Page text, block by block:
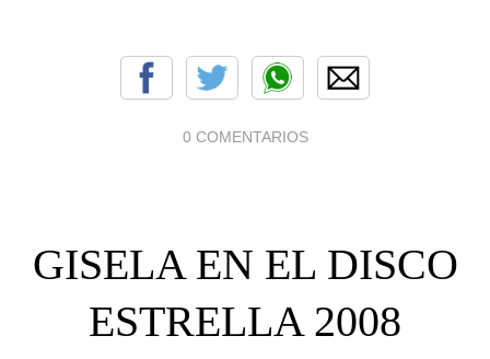
0 COMENTARIOS
GISELA EN EL DISCO
ESTRELLA 2008